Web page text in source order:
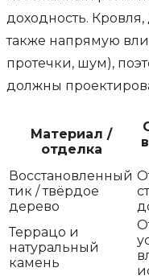
доходность.
также напрямую
протечки, шум),
должны
Материал /
отделка
Восстановленный
тик / твёрдое
дерево
Террацо и
натуральный
камень